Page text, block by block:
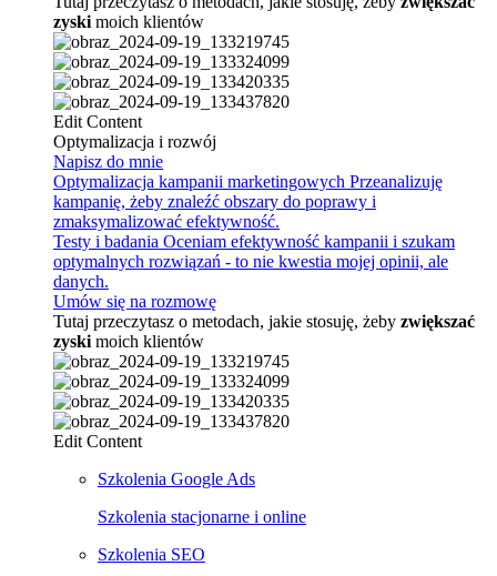
zyski moich klientów
Edit Content
Optymalizacja i rozwój
Napisz do mnie
Optymalizacja kampanii marketingowych Przeanalizuję
kampanię, żeby znaleźć obszary do poprawy i
zmaksymalizować efektywność.
Testy i badania Oceniam efektywność kampanii i szukam
optymalnych rozwiązań - to nie kwestia mojej opinii, ale
danych.
Umów się na rozmowę
Tutaj przeczytasz o metodach, jakie stosuję, żeby zwiększać
zyski moich klientów
Edit Content
Szkolenia Google Ads
Szkolenia stacjonarne i online
Szkolenia SEO